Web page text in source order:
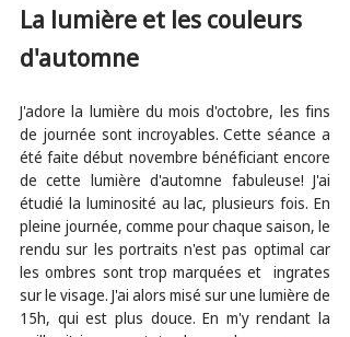
La lumière et les couleurs
d'automne
J'adore la lumière du mois d'octobre, les fins
de journée sont incroyables. Cette séance a
été faite début novembre bénéficiant encore
de cette lumière d'automne fabuleuse! J'ai
étudié la luminosité au lac, plusieurs fois. En
pleine journée, comme pour chaque saison, le
rendu sur les portraits n'est pas optimal car
les ombres sont trop marquées et  ingrates
sur le visage. J'ai alors misé sur une lumière de
15h, qui est plus douce. En m'y rendant la